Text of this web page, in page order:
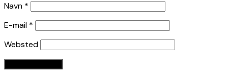
Navn *
E-mail *
Websted